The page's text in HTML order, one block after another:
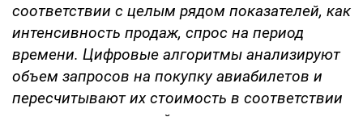
соответствии с целым рядом показателей, как
интенсивность продаж, спрос на период
времени. Цифровые алгоритмы анализируют
объем запросов на покупку авиабилетов и
пересчитывают их стоимость в соответствии